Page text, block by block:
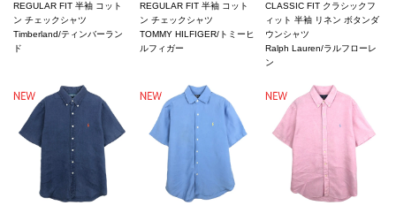
REGULAR FIT 半袖 コット
ン チェックシャツ
Timberland/ティンバーラン
ド
REGULAR FIT 半袖 コット
ン チェックシャツ
TOMMY HILFIGER/トミーヒ
ルフィガー
CLASSIC FIT クラシックフ
ィット 半袖 リネン ボタンダ
ウンシャツ
Ralph Lauren/ラルフローレ
ン